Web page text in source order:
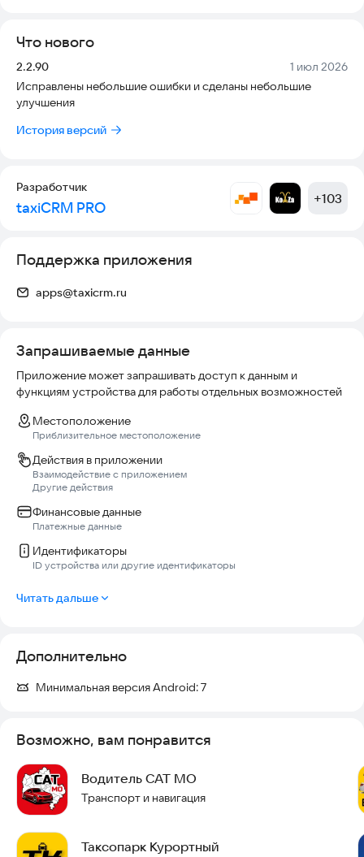
Присоединяйтесь и зарабатывайте легко — в такси или
Что нового
Версия:
2.2.90 Дата:
1 июл 2026
Исправлены небольшие ошибки и сделаны небольшие
улучшения
История версий
Разработчик
taxiCRM PRO +103
Поддержка приложения
apps@taxicrm.ru
Запрашиваемые данные
Приложение может запрашивать доступ к данным и
функциям устройства для работы отдельных возможностей
Местоположение
Приблизительное местоположение
Действия в приложении
Взаимодействие с приложением
Другие действия
Финансовые данные
Платежные данные
Идентификаторы
ID устройства или другие идентификаторы
Читать дальше
Дополнительно
Минимальная версия Android:7
Возможно, вам понравится
Водитель САТ МО
Транспорт и навигация
Таксопарк Курортный